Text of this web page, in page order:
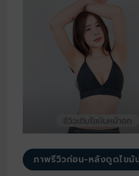
ภาพรีวิวก่อน-หลังดูดไขมั